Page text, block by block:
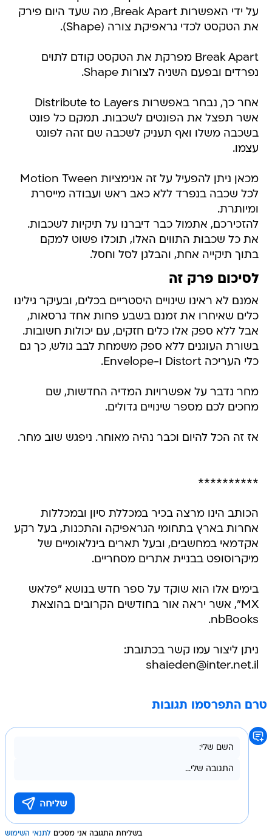
על ידי האפשרות Break Apart, מה שעד היום פירק
את הטקסט לכדי גראפיקת צורה (Shape).
Break Apart מפרקת את הטקסט קודם לתוים
נפרדים ובפעם השניה לצורות Shape.
אחר כך, נבחר באפשרות Distribute to Layers
אשר תפצל את הפונטים לשכבות. תמקם כל פונט
בשכבה משלו ואף תעניק לשכבה שם זהה לפונט
עצמו.
מכאן ניתן להפעיל על זה אנימציות Motion Tween
לכל שכבה בנפרד ללא כאב ראש ועבודה מייסרת
ומיותרת.
להזכירכם, אתמול כבר דיברנו על תיקיות לשכבות.
את כל שכבות התווים האלו, תוכלו פשוט למקם
בתוך תיקייה אחת, והבלגן לסל וחסל.
לסיכום פרק זה
אמנם לא ראינו שינויים היסטריים בכלים, ובעיקר גילינו
כלים שאיחרו את זמנם בשבע פחות אחד גרסאות,
אבל ללא ספק אלו כלים חזקים, עם יכולות חשובות.
בשורת העוגנים ללא ספק משמחת לבב גולש, כך גם
כלי העריכה Distort ו-Envelope.
מחר נדבר על אפשרויות המדיה החדשות, שם
מחכים לכם מספר שינויים גדולים.
אז זה הכל להיום וכבר נהיה מאוחר. ניפגש שוב מחר.
**********
הכותב הינו מרצה בכיר במכללת סיון ובמכללות
אחרות בארץ בתחומי הגראפיקה והתכנות, בעל רקע
אקדמאי במחשבים, ובעל תארים בינלאומיים של
מיקרוסופט בבניית אתרים מסחריים.
בימים אלו הוא שוקד על ספר חדש בנושא "פלאש
MX", אשר יראה אור בחודשים הקרובים בהוצאת
nbBooks.
ניתן ליצור עמו קשר בכתובת:
shaieden@inter.net.il
טרם התפרסמו תגובות
בשליחת התגובה אני מסכים לתנאי השימוש